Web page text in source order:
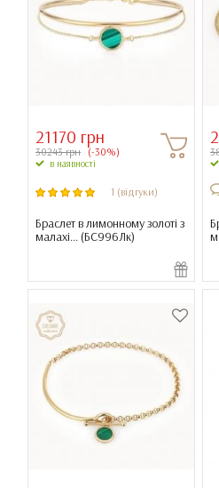
21170 грн
30243 грн (-30%)
в наявності
1 (відгуки)
Браслет в лимонному золоті з
малахі... (БС996Лк)